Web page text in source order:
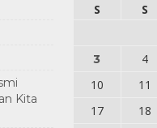
Kita
S
S
3 4
10
11
17
18